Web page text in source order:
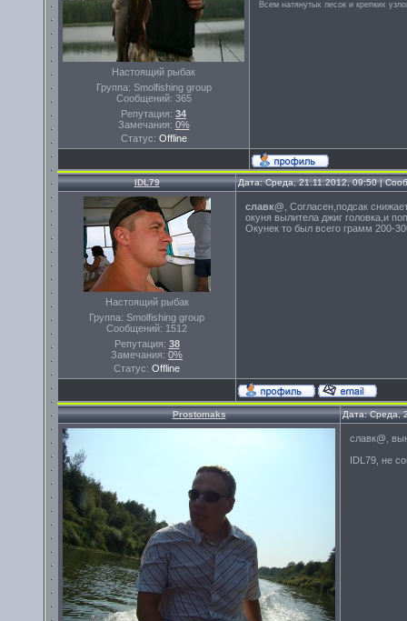
Настоящий рыбак
Группа: Smolfishing group
Сообщений: 365
Репутация: 34
Замечания: 0%
Статус: Offline
Всем натянутых лесок и крепких
IDL79 Дата: Среда, 21.11.2012, 09:50 |
Настоящий рыбак
Группа: Smolfishing group
Сообщений: 1512
Репутация: 38
Замечания: 0%
Статус: Offline
славк@ , Согласен,подсак
окуня вылитела джиг головка,и
Окунек то был всего грамм 200-
Prostomaks Дата: Среда,
славк@,
IDL79, не